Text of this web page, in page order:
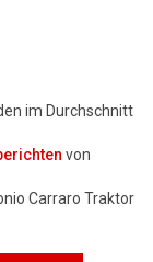
im Durchschnitt
von
Carraro Traktor